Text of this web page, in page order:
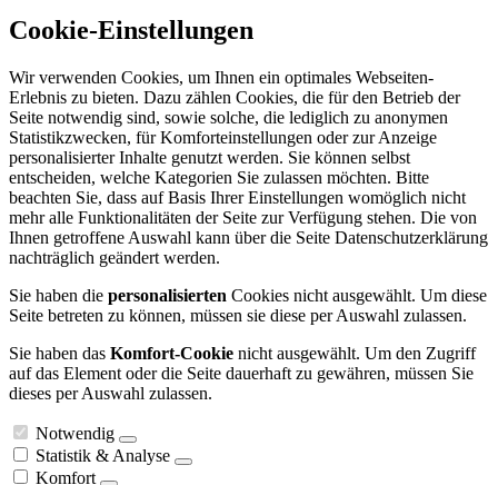
Cookie-Einstellungen
Wir verwenden Cookies, um Ihnen ein optimales Webseiten-
Erlebnis zu bieten. Dazu zählen Cookies, die für den Betrieb der
Seite notwendig sind, sowie solche, die lediglich zu anonymen
Statistikzwecken, für Komforteinstellungen oder zur Anzeige
personalisierter Inhalte genutzt werden. Sie können selbst
entscheiden, welche Kategorien Sie zulassen möchten. Bitte
beachten Sie, dass auf Basis Ihrer Einstellungen womöglich nicht
mehr alle Funktionalitäten der Seite zur Verfügung stehen. Die von
Ihnen getroffene Auswahl kann über die Seite Datenschutzerklärung
nachträglich geändert werden.
Sie haben die personalisierten Cookies nicht ausgewählt. Um diese
Seite betreten zu können, müssen sie diese per Auswahl zulassen.
Sie haben das Komfort-Cookie nicht ausgewählt. Um den Zugriff
auf das Element oder die Seite dauerhaft zu gewähren, müssen Sie
dieses per Auswahl zulassen.
Notwendig
Statistik & Analyse
Komfort